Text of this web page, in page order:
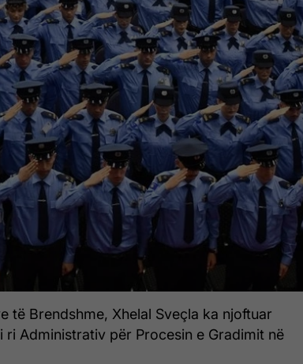
të Brendshme, Xhelal Sveçla ka njoftuar
ri Administrativ për Procesin e Gradimit në